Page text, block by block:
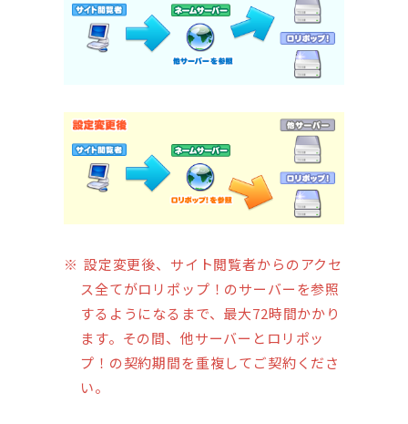
設定変更後、サイト閲覧者からのアクセ
ス全てがロリポップ！のサーバーを参照
するようになるまで、最大72時間かかり
ます。その間、他サーバーとロリポッ
プ！の契約期間を重複してご契約くださ
い。